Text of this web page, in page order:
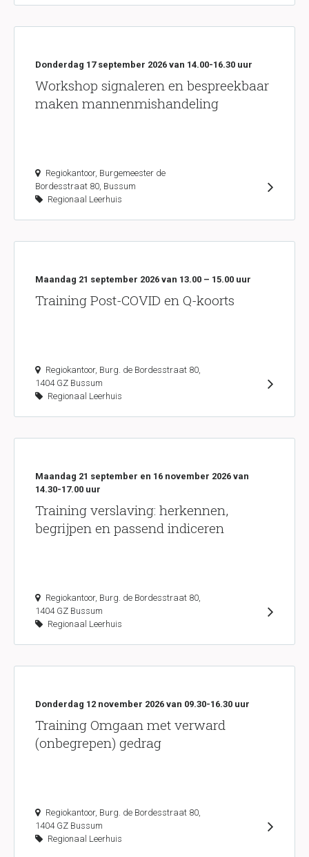
Workshop signaleren en bespreekbaar
maken mannenmishandeling
Donderdag 17 september 2026 van 14.00-16.30 uur
Regiokantoor, Burgemeester de
Bordesstraat 80, Bussum
Regionaal Leerhuis
Training Post-COVID en Q-koorts
Maandag 21 september 2026 van 13.00 – 15.00 uur
Regiokantoor, Burg. de Bordesstraat 80,
1404 GZ Bussum
Regionaal Leerhuis
Training verslaving: herkennen,
begrijpen en passend indiceren
Maandag 21 september en 16 november 2026 van
14.30-17.00 uur
Regiokantoor, Burg. de Bordesstraat 80,
1404 GZ Bussum
Regionaal Leerhuis
Training Omgaan met verward
(onbegrepen) gedrag
Donderdag 12 november 2026 van 09.30-16.30 uur
Regiokantoor, Burg. de Bordesstraat 80,
1404 GZ Bussum
Regionaal Leerhuis